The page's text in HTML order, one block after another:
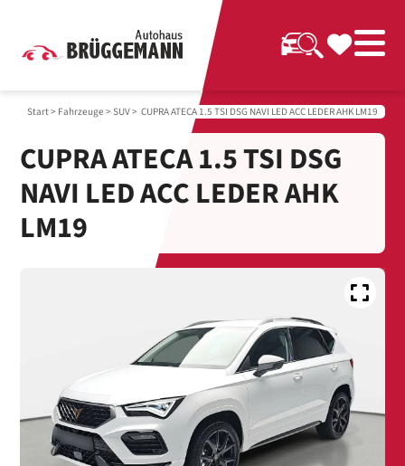
Start> Fahrzeuge > SUV> CUPRA ATECA 1.5 TSI DSG NAVI LED ACC LEDER AHK LM19
CUPRA ATECA 1.5 TSI DSG
NAVI LED ACC LEDER AHK
LM19